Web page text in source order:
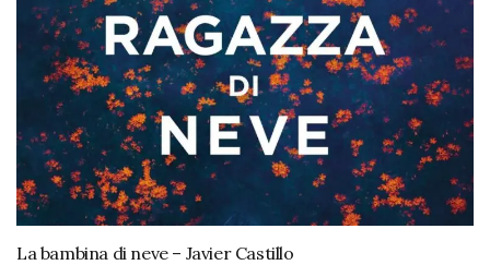
La bambina di neve – Javier Castillo